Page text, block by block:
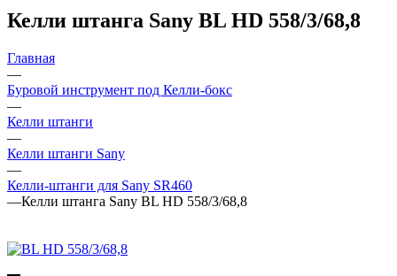
Келли штанга Sany BL HD 558/3/68,8
Главная
—
Буровой инструмент под Келли-бокс
—
Келли штанги
—
Келли штанги Sany
—
Келли-штанги для Sany SR460
—Келли штанга Sany BL HD 558/3/68,8